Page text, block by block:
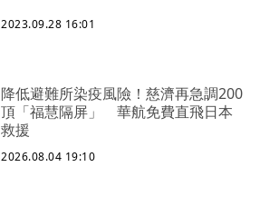
2023.09.28 16:01
降低避難所染疫風險！慈濟再急調200
頂「福慧隔屏」 華航免費直飛日本
救援
2026.08.04 19:10